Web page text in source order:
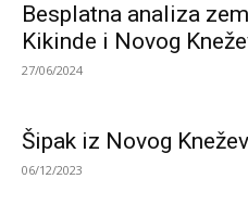
Besplatna analiza
Kikinde i Novog
27/06/2024
Šipak iz Novog
06/12/2023